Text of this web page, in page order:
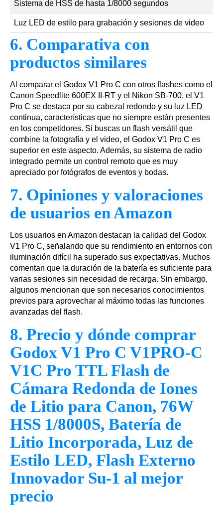
Sistema de HSS de hasta 1/8000 segundos
Luz LED de estilo para grabación y sesiones de video
6. Comparativa con
productos similares
Al comparar el Godox V1 Pro C con otros flashes como el
Canon Speedlite 600EX II-RT y el Nikon SB-700, el V1
Pro C se destaca por su cabezal redondo y su luz LED
continua, características que no siempre están presentes
en los competidores. Si buscas un flash versátil que
combine la fotografía y el video, el Godox V1 Pro C es
superior en este aspecto. Además, su sistema de radio
integrado permite un control remoto que es muy
apreciado por fotógrafos de eventos y bodas.
7. Opiniones y valoraciones
de usuarios en Amazon
Los usuarios en Amazon destacan la calidad del Godox
V1 Pro C, señalando que su rendimiento en entornos con
iluminación difícil ha superado sus expectativas. Muchos
comentan que la duración de la batería es suficiente para
varias sesiones sin necesidad de recarga. Sin embargo,
algunos mencionan que son necesarios conocimientos
previos para aprovechar al máximo todas las funciones
avanzadas del flash.
8. Precio y dónde comprar
Godox V1 Pro C V1PRO-C
V1C Pro TTL Flash de
Cámara Redonda de Iones
de Litio para Canon, 76W
HSS 1/8000S, Batería de
Litio Incorporada, Luz de
Estilo LED, Flash Externo
Innovador Su-1 al mejor
precio